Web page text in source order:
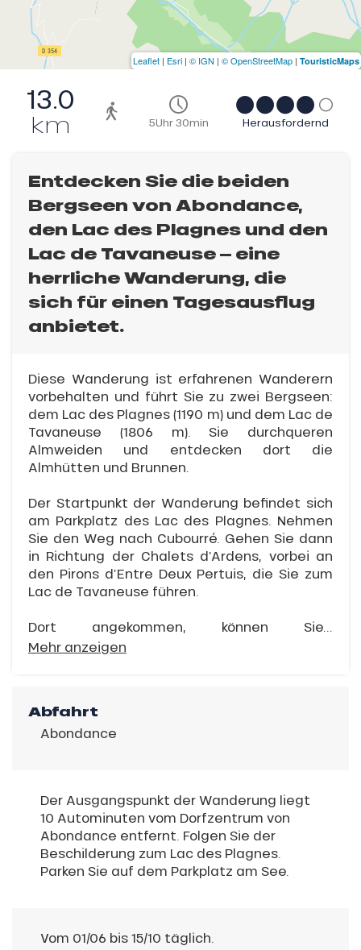
13.0
km 5Uhr 30min Herausfordernd
Entdecken Sie die beiden
Bergseen von Abondance,
den Lac des Plagnes und den
Lac de Tavaneuse – eine
herrliche Wanderung, die
sich für einen Tagesausflug
anbietet.
Diese Wanderung ist erfahrenen Wanderern
vorbehalten und führt Sie zu zwei Bergseen:
dem Lac des Plagnes (1190 m) und dem Lac de
Tavaneuse (1806 m). Sie durchqueren
Almweiden und entdecken dort die
Almhütten und Brunnen.
Der Startpunkt der Wanderung befindet sich
am Parkplatz des Lac des Plagnes. Nehmen
Sie den Weg nach Cubourré. Gehen Sie dann
in Richtung der Chalets d’Ardens, vorbei an
den Pirons d’Entre Deux Pertuis, die Sie zum
Lac de Tavaneuse führen.
Dort angekommen, können Sie...
Mehr anzeigen
Abfahrt
Abondance
Der Ausgangspunkt der Wanderung liegt
10 Autominuten vom Dorfzentrum von
Abondance entfernt. Folgen Sie der
Beschilderung zum Lac des Plagnes.
Parken Sie auf dem Parkplatz am See.
Vom 01/06 bis 15/10 täglich.
Leaflet | Esri | © IGN | © OpenStreetMap | TouristicMaps